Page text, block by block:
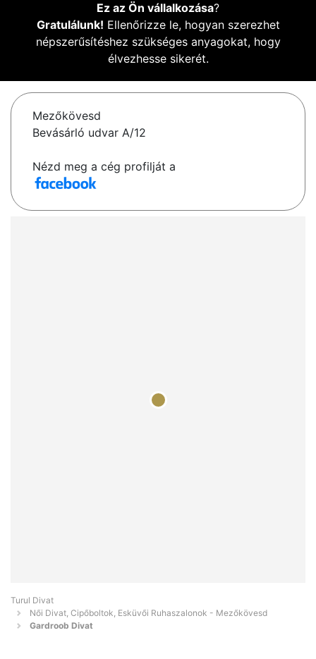
Ez az Ön vállalkozása?
Gratulálunk! Ellenőrizze le, hogyan szerezhet
népszerűsítéshez szükséges anyagokat, hogy
élvezhesse sikerét.
Mezőkövesd
Bevásárló udvar A/12
Nézd meg a cég profilját a
Turul Divat
Női Divat, Cipőboltok, Esküvői Ruhaszalonok - Mezőkövesd
Gardroob Divat